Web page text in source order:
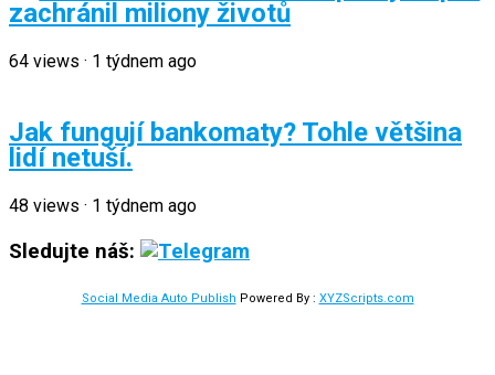
zachránil miliony životů
64 views · 1 týdnem ago
Jak fungují bankomaty? Tohle většina
lidí netuší.
48 views · 1 týdnem ago
Sledujte náš:
Social Media Auto Publish Powered By : XYZScripts.com